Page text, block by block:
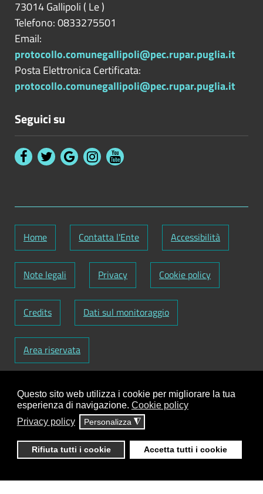
Questo sito web utilizza i cookie per migliorare la tua
esperienza di navigazione. Cookie policy
Privacy policy
Personalizza ◮
Rifiuta tutti i cookie Accetta tutti i cookie
73014Gallipoli ( Le)
Telefono: 0833275501
Email:
protocollo.comunegallipoli@pec.rupar.puglia.it
Posta Elettronica Certificata:
protocollo.comunegallipoli@pec.rupar.puglia.it
Seguici su
Home Contatta l'Ente Accessibilità
Note legali Privacy Cookie policy
Credits Dati sul monitoraggio
Area riservata
Codice Fiscale: 82000090751-Partita IVA:
01129720759-Codice Fatturazione elettronica:
UFY1HC
contenuti:Antonio Scrimitore
ClioCom© copyright 2018 - 2026 - Clio S.r.l. Lecce -